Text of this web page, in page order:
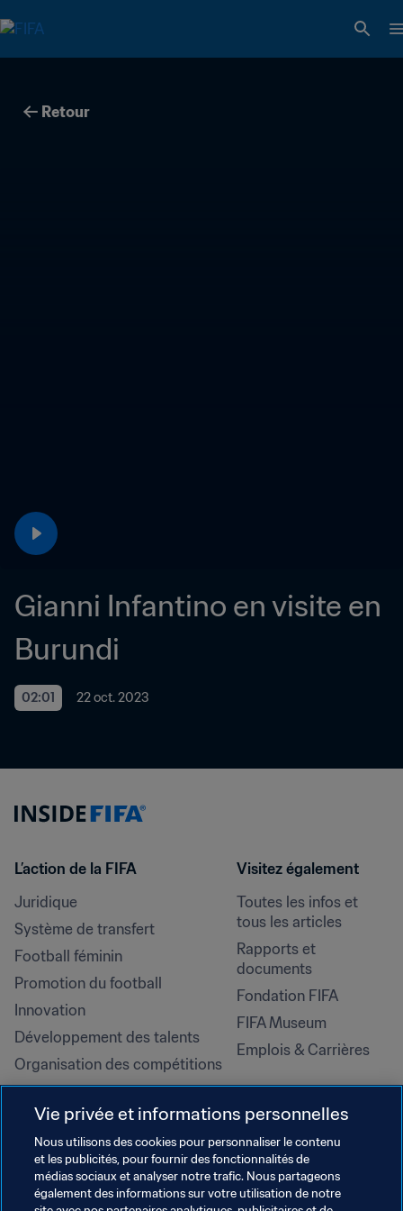
Retour
Gianni Infantino en visite en
02:01 22 oct. 2023
L’action de la FIFA
Juridique
Système de transfert
Football féminin
Promotion du football
Innovation
Développement des talents
Organisation des compétitions
Développement durable
Droits de l'homme et lutte contre
la discrimination
Santé et médical
Initiatives en matière de
Visitez également
Toutes les infos et
tous les articles
Rapports et
documents
Fondation FIFA
FIFA Museum
Emplois & Carrières
Vie privée et informations personnelles
Nous utilisons des cookies pour personnaliser le contenu
et les publicités, pour fournir des fonctionnalités de
médias sociaux et analyser notre trafic. Nous partageons
également des informations sur votre utilisation de notre